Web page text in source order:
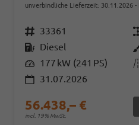
unverbindliche Lieferzeit: 30.11.2026
Fahrzeugnr. 33361
Kraftstoff Diesel
Leistung 177 kW (241 PS)
31.07.2026
56.438,– €
incl. 19% MwSt.